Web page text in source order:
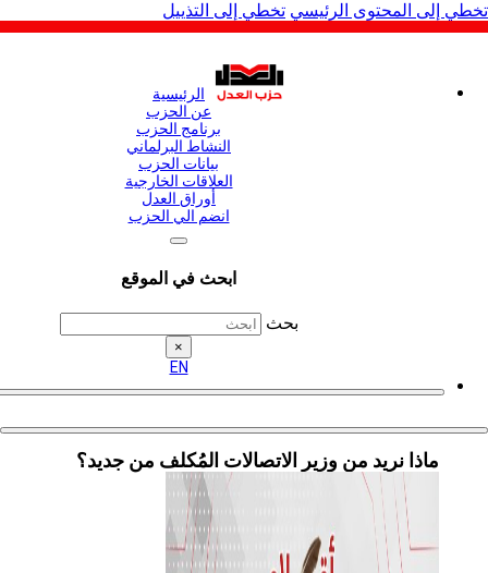
المحتوى الرئيسي تخطي إلى التذييل
الرئيسية
عن الحزب
برنامج الحزب
النشاط البرلماني
بيانات الحزب
العلاقات الخارجية
أوراق العدل
انضم الي الحزب
ابحث في الموقع
ماذا نريد من وزير الاتصالات المُكلف من جديد؟